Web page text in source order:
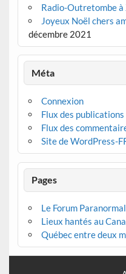
Radio-Outretombe à
Joyeux Noël chers
décembre 2021
Méta
Connexion
Flux des publications
Flux des
Site de WordPress-
Pages
Le Forum Paranormal
Lieux hantés au
Québec entre deux